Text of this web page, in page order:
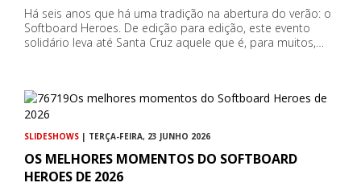
Há seis anos que há uma tradição na abertura do verão: o
Softboard Heroes. De edição para edição, este evento
solidário leva até Santa Cruz aquele que é, para muitos,…
SLIDESHOWS | TERÇA-FEIRA, 23 JUNHO 2026
OS MELHORES MOMENTOS DO SOFTBOARD
HEROES DE 2026